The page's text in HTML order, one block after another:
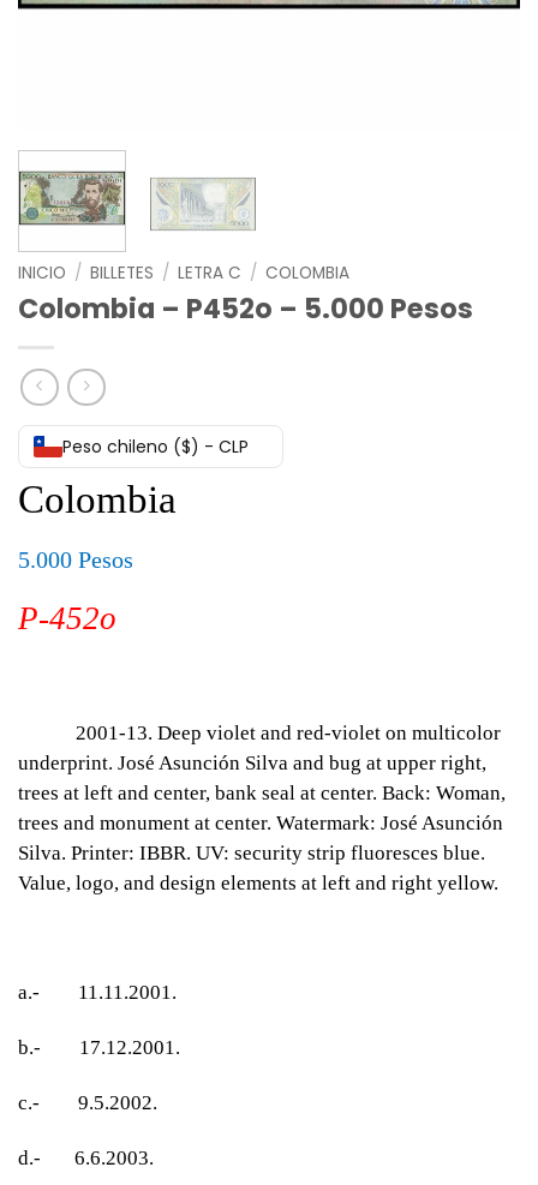
INICIO / BILLETES / LETRA C / COLOMBIA
Colombia – P452o – 5.000 Pesos
Peso chileno ($) - CLP
Colombia
5.000 Pesos
P-452o
2001-13. Deep violet and red-violet on multicolor
underprint. José Asunción Silva and bug at upper right,
trees at left and center, bank seal at center. Back: Woman,
trees and monument at center. Watermark: José Asunción
Silva. Printer: IBBR. UV: security strip fluoresces blue.
Value, logo, and design elements at left and right yellow.
a.- 11.11.2001.
b.- 17.12.2001.
c.- 9.5.2002.
d.- 6.6.2003.